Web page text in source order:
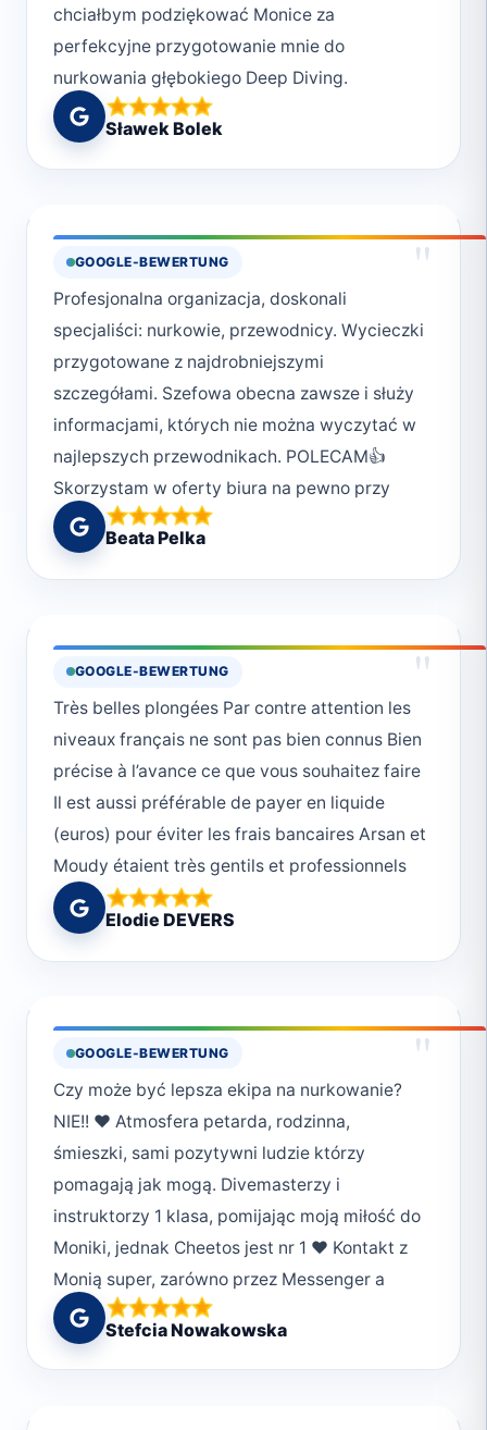
professional diving experience. I will definitely
continue the Advance Open Water certificate
with them. :)
chciałbym podziękować Monice za
perfekcyjne przygotowanie mnie do
nurkowania głębokiego Deep Diving.
Sławek Bolek
GOOGLE-BEWERTUNG "
Profesjonalna organizacja, doskonali
specjaliści: nurkowie, przewodnicy. Wycieczki
przygotowane z najdrobniejszymi
szczegółami. Szefowa obecna zawsze i służy
informacjami, których nie można wyczytać w
najlepszych przewodnikach. POLECAM👍
Skorzystam w oferty biura na pewno przy
kolejnej wizycie w Marsa Alam
Beata Pelka
GOOGLE-BEWERTUNG "
Très belles plongées Par contre attention les
niveaux français ne sont pas bien connus Bien
précise à l’avance ce que vous souhaitez faire
Il est aussi préférable de payer en liquide
(euros) pour éviter les frais bancaires Arsan et
Moudy étaient très gentils et professionnels
Elodie DEVERS
GOOGLE-BEWERTUNG "
Czy może być lepsza ekipa na nurkowanie?
NIE!! ♥️ Atmosfera petarda, rodzinna,
śmieszki, sami pozytywni ludzie którzy
pomagają jak mogą. Divemasterzy i
instruktorzy 1 klasa, pomijając moją miłość do
Moniki, jednak Cheetos jest nr 1 ♥️ Kontakt z
Monią super, zarówno przez Messenger a
potem na Whatsup. Mąż który nurkował po raz
pierwszy zakochany w podwodnym świecie
🤩 Z takimi ludźmi można wszystko, razem z
Stefcia Nowakowska